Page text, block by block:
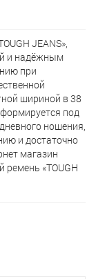
JEANS»,
и надёжным
при
шириной в 38
под
ношения,
и достаточно
магазин
ремень «TOUGH